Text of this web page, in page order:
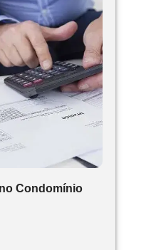
Condomínio